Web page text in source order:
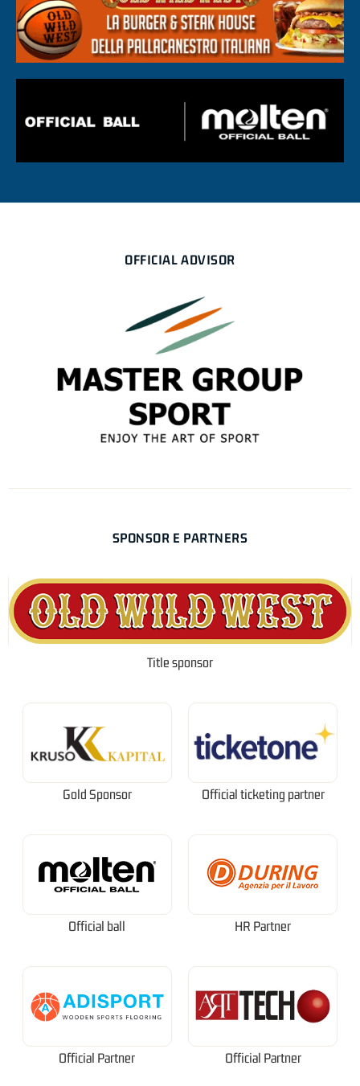
OFFICIAL ADVISOR
SPONSOR E PARTNERS
Title sponsor
Gold Sponsor Official ticketing partner
Official ball HR Partner
Official Partner Official Partner